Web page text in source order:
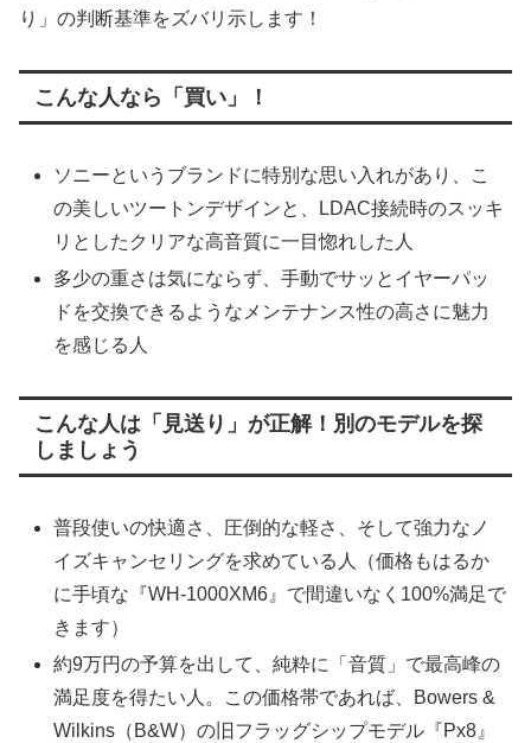
り」の判断基準をズバリ示します！
こんな人なら「買い」！
ソニーというブランドに特別な思い入れがあり、こ
の美しいツートンデザインと、LDAC接続時のスッキ
リとしたクリアな高音質に一目惚れした人
多少の重さは気にならず、手動でサッとイヤーパッ
ドを交換できるようなメンテナンス性の高さに魅力
を感じる人
こんな人は「見送り」が正解！別のモデルを探
しましょう
普段使いの快適さ、圧倒的な軽さ、そして強力なノ
イズキャンセリングを求めている人（価格もはるか
に手頃な『WH-1000XM6』で間違いなく100%満足で
きます）
約9万円の予算を出して、純粋に「音質」で最高峰の
満足度を得たい人。この価格帯であれば、Bowers &
Wilkins（B&W）の旧フラッグシップモデル『Px8』